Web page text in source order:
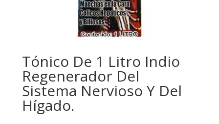
Tónico De 1 Litro Indio
Regenerador Del
Sistema Nervioso Y Del
Hígado.